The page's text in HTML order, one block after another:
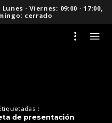
- Viernes: 09:00 - 17:00,
cerrado
:
de presentación